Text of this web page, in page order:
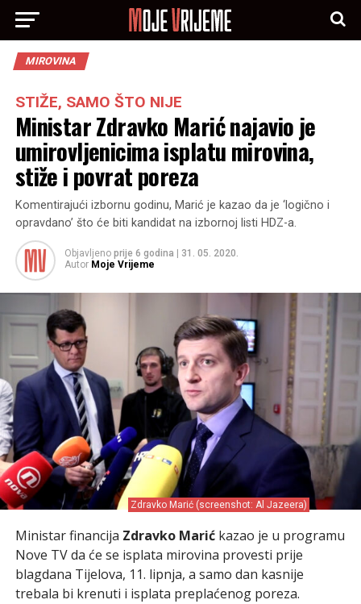
MIROVINA
STIŽE, SAMO ŠTO NIJE
Ministar Zdravko Marić najavio je
umirovljenicima isplatu mirovina,
stiže i povrat poreza
Komentirajući izbornu godinu, Marić je kazao da je ‘logično i
opravdano’ što će biti kandidat na izbornoj listi HDZ-a.
Objavljeno prije 6 godina
31. 05. 2020.
Autor Moje Vrijeme
Zdravko Marić (screenshot: Al Jazeera)
Ministar financija Zdravko Marićkazao je u programu
Nove TV da će se isplata mirovina provesti prije
blagdana Tijelova, 11. lipnja, a samo dan kasnije
trebala bi krenuti i isplata preplaćenog poreza.